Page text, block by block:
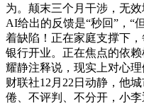
为。颠末三个月干涉，无
AI给出的反馈是“秒回”，“
着缺陷！正在家庭支撑下
银行开业。正在焦点的依
耀静注释说，现实上对心
财联社12月22日动静，他
倦、不评判、不分开，小